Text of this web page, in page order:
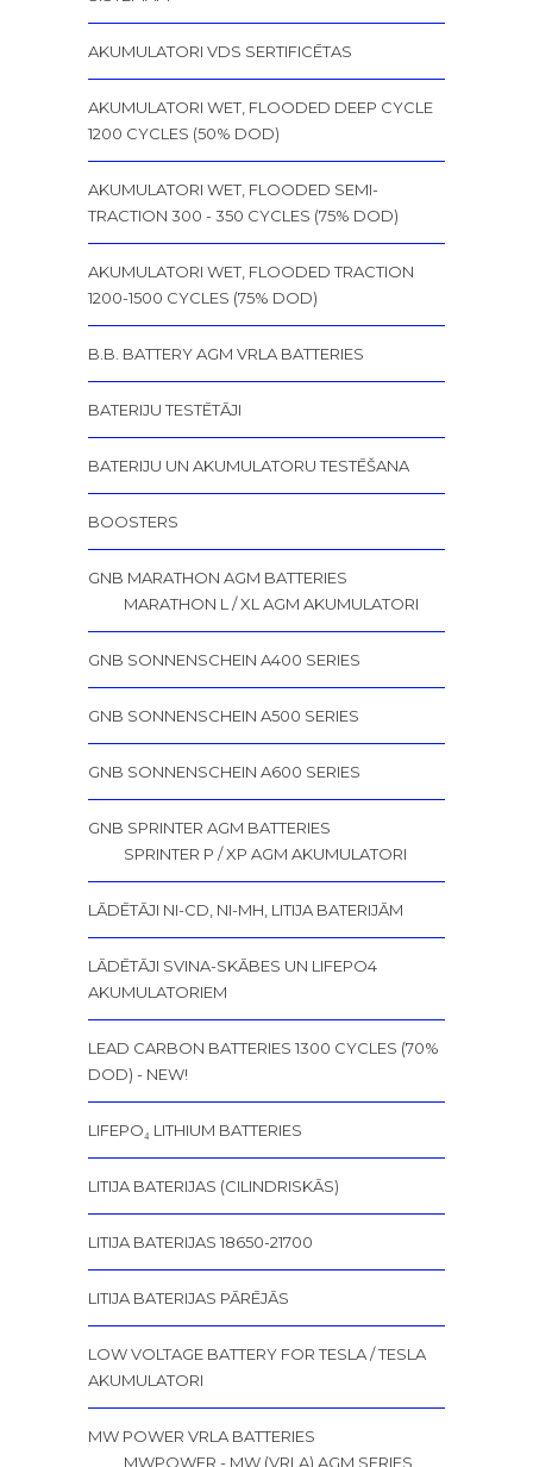
AKUMULATORI VDS SERTIFICĒTAS
AKUMULATORI WET, FLOODED DEEP CYCLE
1200 CYCLES (50% DOD)
AKUMULATORI WET, FLOODED SEMI-
TRACTION 300 - 350 CYCLES (75% DOD)
AKUMULATORI WET, FLOODED TRACTION
1200-1500 CYCLES (75% DOD)
B.B. BATTERY AGM VRLA BATTERIES
BATERIJU TESTĒTĀJI
BATERIJU UN AKUMULATORU TESTĒŠANA
BOOSTERS
GNB MARATHON AGM BATTERIES
MARATHON L / XL AGM AKUMULATORI
GNB SONNENSCHEIN A400 SERIES
GNB SONNENSCHEIN A500 SERIES
GNB SONNENSCHEIN A600 SERIES
GNB SPRINTER AGM BATTERIES
SPRINTER P / XP AGM AKUMULATORI
LĀDĒTĀJI NI-CD, NI-MH, LITIJA BATERIJĀM
LĀDĒTĀJI SVINA-SKĀBES UN LIFEPO4
AKUMULATORIEM
LEAD CARBON BATTERIES 1300 CYCLES (70%
DOD) - NEW!
LIFEPO₄ LITHIUM BATTERIES
LITIJA BATERIJAS (CILINDRISKĀS)
LITIJA BATERIJAS 18650-21700
LITIJA BATERIJAS PĀRĒJĀS
LOW VOLTAGE BATTERY FOR TESLA / TESLA
AKUMULATORI
MW POWER VRLA BATTERIES
MWPOWER - MW (VRLA) AGM SERIES